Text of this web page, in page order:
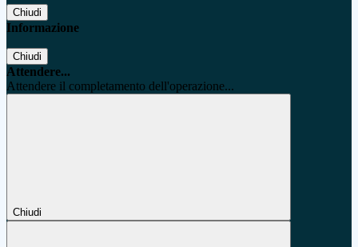
Chiudi
Informazione
Chiudi
Attendere...
Attendere il completamento dell'operazione...
Chiudi